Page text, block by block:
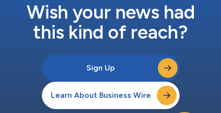
Wish your news had
this kind of reach?
Sign Up
Learn About Business Wire